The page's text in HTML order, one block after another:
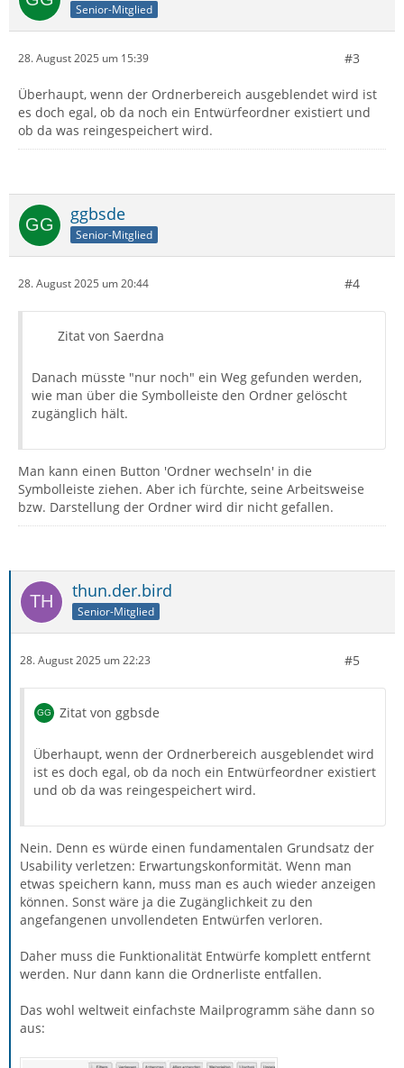
Senior-Mitglied
28. August 2025 um 15:39 #3
Überhaupt, wenn der Ordnerbereich ausgeblendet wird ist
es doch egal, ob da noch ein Entwürfeordner existiert und
ob da was reingespeichert wird.
ggbsde
Senior-Mitglied
28. August 2025 um 20:44 #4
Zitat von Saerdna
Danach müsste "nur noch" ein Weg gefunden werden,
wie man über die Symbolleiste den Ordner gelöscht
zugänglich hält.
Man kann einen Button 'Ordner wechseln' in die
Symbolleiste ziehen. Aber ich fürchte, seine Arbeitsweise
bzw. Darstellung der Ordner wird dir nicht gefallen.
thun.der.bird
Senior-Mitglied
28. August 2025 um 22:23 #5
Zitat von ggbsde
Überhaupt, wenn der Ordnerbereich ausgeblendet wird
ist es doch egal, ob da noch ein Entwürfeordner existiert
und ob da was reingespeichert wird.
Nein. Denn es würde einen fundamentalen Grundsatz der
Usability verletzen: Erwartungskonformität. Wenn man
etwas speichern kann, muss man es auch wieder anzeigen
können. Sonst wäre ja die Zugänglichkeit zu den
angefangenen unvollendeten Entwürfen verloren.
Daher muss die Funktionalität Entwürfe komplett entfernt
werden. Nur dann kann die Ordnerliste entfallen.
Das wohl weltweit einfachste Mailprogramm sähe dann so
aus: